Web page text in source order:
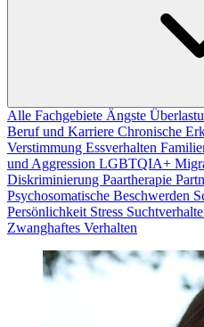
Alle Fachgebiete Ängste
Beruf und Karriere Chronische
Verstimmung Essverhalten
und Aggression LGBTQIA+
Diskriminierung Paartherapie
Psychosomatische Beschwerden
Persönlichkeit Stress
Zwanghaftes Verhalten